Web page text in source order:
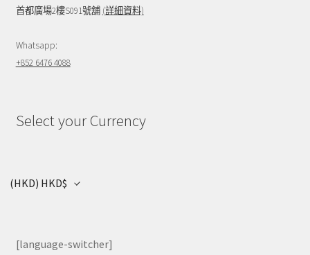
首都廣場2樓S091號舖 (詳細資料)
Whatsapp:
+852 6476 4088
Select your Currency
(HKD) HKD$
[language-switcher]